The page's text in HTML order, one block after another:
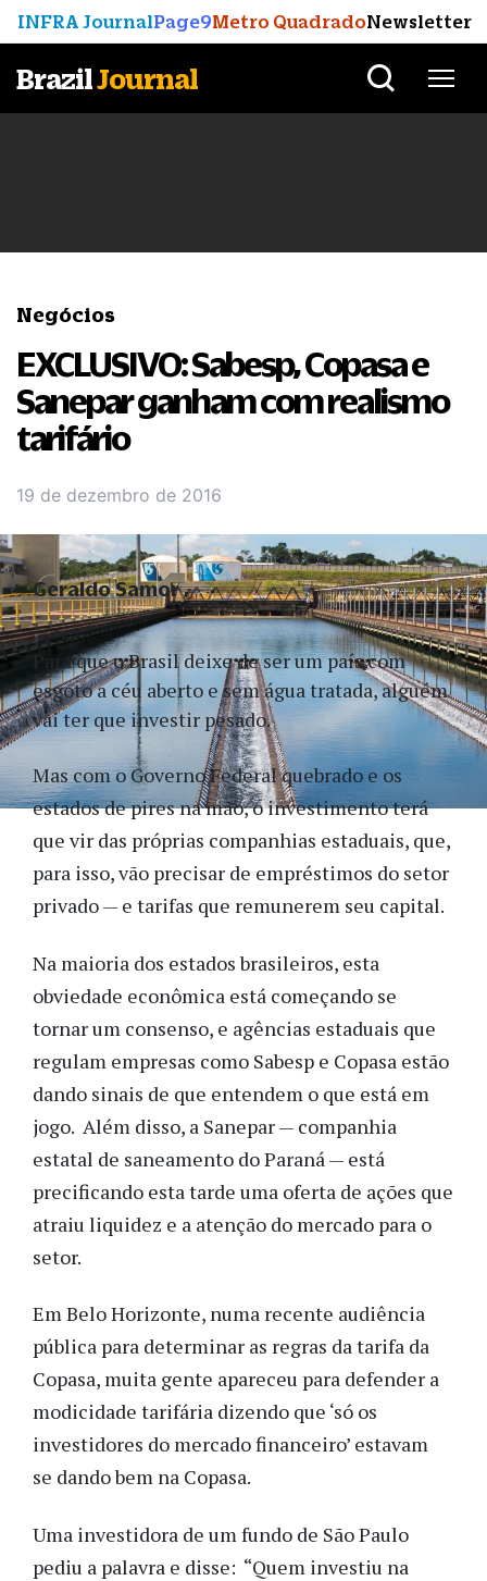
INFRA JournalPage9Metro QuadradoNewsletter
BrazilJournal
Negócios
EXCLUSIVO: Sabesp, Copasa e
Sanepar ganham com realismo
tarifário
19 de dezembro de 2016
Para que o Brasil deixe de ser um país com
esgoto a céu aberto e sem água tratada, alguém
vai ter que investir pesado.
Mas com o Governo Federal quebrado e os
estados de pires na mão, o investimento terá
que vir das próprias companhias estaduais, que,
para isso, vão precisar de empréstimos do setor
privado — e tarifas que remunerem seu capital.
Na maioria dos estados brasileiros, esta
obviedade econômica está começando se
tornar um consenso, e agências estaduais que
regulam empresas como Sabesp e Copasa estão
dando sinais de que entendem o que está em
jogo. Além disso, a Sanepar — companhia
estatal de saneamento do Paraná — está
precificando esta tarde uma oferta de ações que
atraiu liquidez e a atenção do mercado para o
setor.
Em Belo Horizonte, numa recente audiência
pública para determinar as regras da tarifa da
Copasa, muita gente apareceu para defender a
modicidade tarifária dizendo que ‘só os
investidores do mercado financeiro’ estavam
se dando bem na Copasa.
Uma investidora de um fundo de São Paulo
pediu a palavra e disse: “Quem investiu na
Geraldo Samor